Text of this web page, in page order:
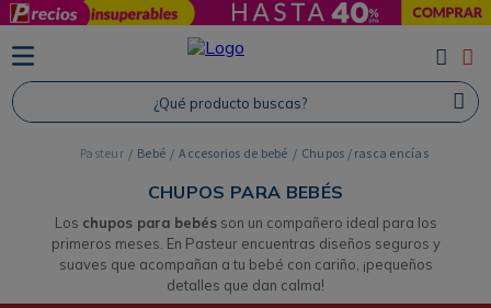
¿Qué producto buscas?
Bebé Accesorios de bebé Chupos / rasca encías
CHUPOS PARA BEBÉS
Los chupos para bebésson un compañero ideal para los
primeros meses. En Pasteur encuentras diseños seguros y
suaves que acompañan a tu bebé con cariño, ¡pequeños
detalles que dan calma!
TÉRMINOS MÁS BUSCADOS
1. Protector Solar
2. Proteina
Shampoo